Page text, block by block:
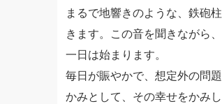
まるで地響きのような、鉄砲
きます。この音を聞きながら
一日は始まります。
毎日が賑やかで、想定外の問
かみとして、その幸せをかみ